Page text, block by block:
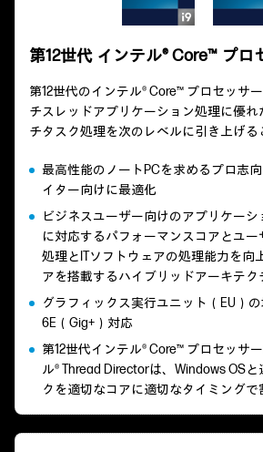
第12世代 インテル® Core™ プロ
第12世代のインテル® Core™ プロセッサ
チスレッドアプリケーション処理に優
チタスク処理を次のレベルに引き上げる
最高性能のノートPCを求めるプロ志
イター向けに最適化
ビジネスユーザー向けのアプリケー
に対応するパフォーマンスコアとユー
処理とITソフトウェアの処理能力を向
アを搭載するハイブリッドアーキテク
グラフィックス実行ユニット（EU）
6E（Gig+）対応
第12世代インテル® Core™ プロセッサ
ル® Thread Directorは、Windows OS
クを適切なコアに適切なタイミングで